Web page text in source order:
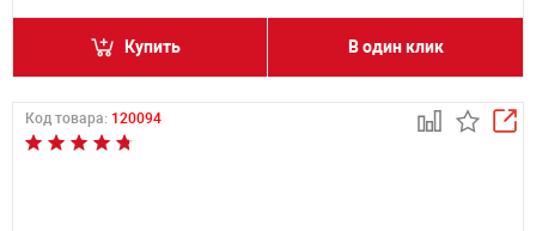
Купить В один клик
Код товара: 120094